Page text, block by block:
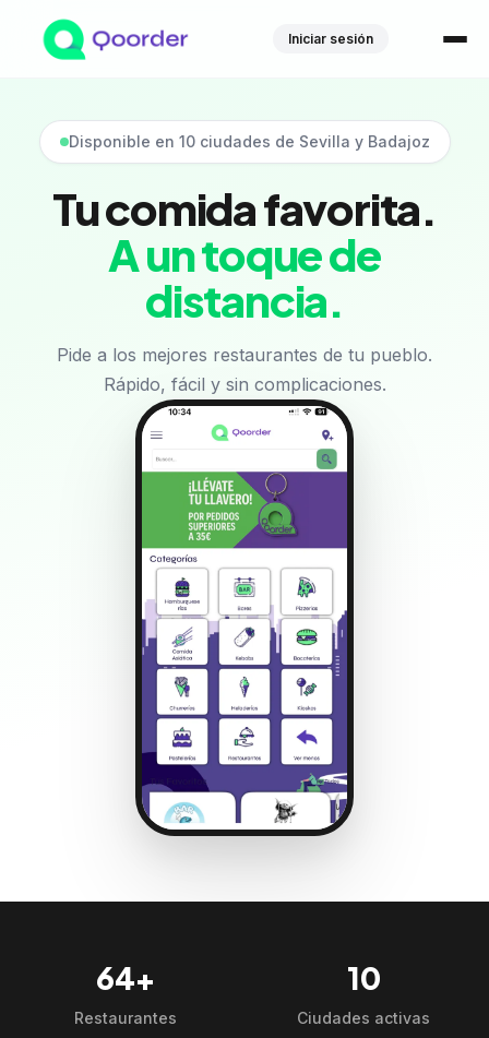
Iniciar sesión
Disponible en 10 ciudades de Sevilla y Badajoz
Tu comida favorita.
A un toque de
distancia.
Pide a los mejores restaurantes de tu pueblo.
Rápido, fácil y sin complicaciones.
64+
Restaurantes
10
Ciudades activas